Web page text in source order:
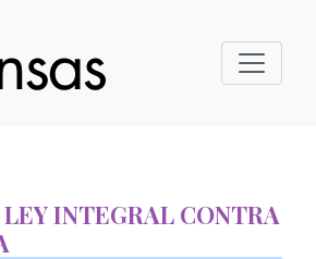
INTEGRAL CONTRA